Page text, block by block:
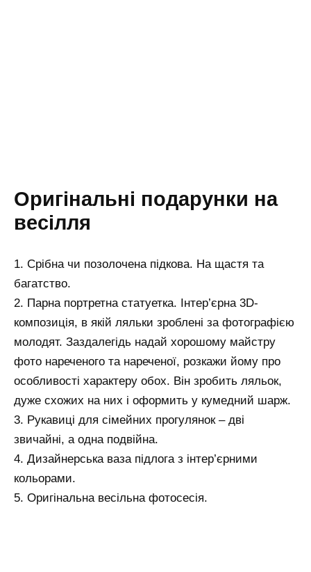
Оригінальні подарунки на
весілля
1. Срібна чи позолочена підкова. На щастя та
багатство.
2. Парна портретна статуетка. Інтер’єрна 3D-
композиція, в якій ляльки зроблені за фотографією
молодят. Заздалегідь надай хорошому майстру
фото нареченого та нареченої, розкажи йому про
особливості характеру обох. Він зробить ляльок,
дуже схожих на них і оформить у кумедний шарж.
3. Рукавиці для сімейних прогулянок – дві
звичайні, а одна подвійна.
4. Дизайнерська ваза підлога з інтер’єрними
кольорами.
5. Оригінальна весільна фотосесія.